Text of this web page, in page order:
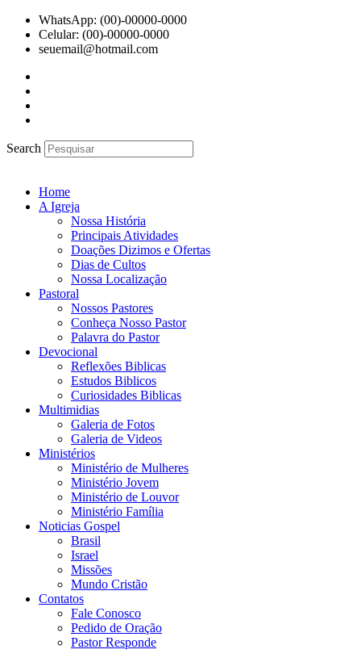
para
WhatsApp: (00)-00000-0000
Celular: (00)-00000-0000
seuemail@hotmail.com
Search
Home
A Igreja
Nossa História
Principais Atividades
Doações Dizimos e Ofertas
Dias de Cultos
Nossa Localização
Pastoral
Nossos Pastores
Conheça Nosso Pastor
Palavra do Pastor
Devocional
Reflexões Biblicas
Estudos Biblicos
Curiosidades Biblicas
Multimidias
Galeria de Fotos
Galeria de Videos
Ministérios
Ministério de Mulheres
Ministério Jovem
Ministério de Louvor
Ministério Família
Noticias Gospel
Brasil
Israel
Missões
Mundo Cristão
Contatos
Fale Conosco
Pedido de Oração
Pastor Responde